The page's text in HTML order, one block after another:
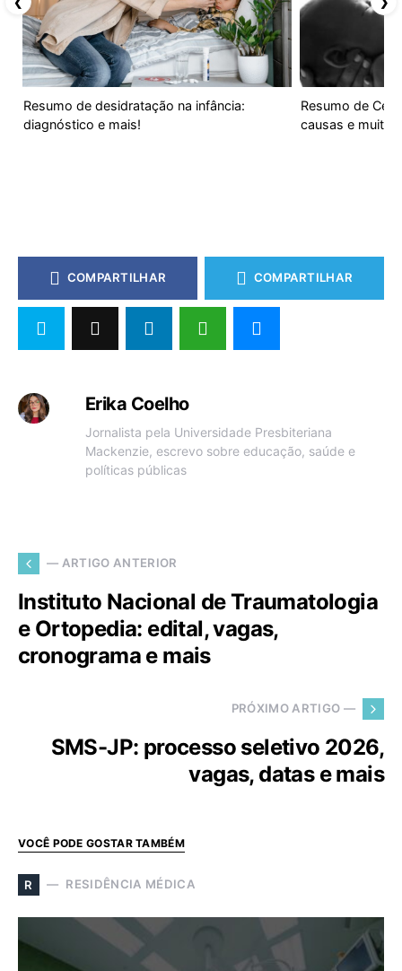
Resumo de desidratação na infância:
diagnóstico e mais!
Resumo de
causas e muito
COMPARTILHAR COMPARTILHAR
Erika Coelho
Jornalista pela Universidade Presbiteriana
Mackenzie, escrevo sobre educação, saúde e
políticas públicas
— ARTIGO ANTERIOR
Instituto Nacional de Traumatologia
e Ortopedia: edital, vagas,
cronograma e mais
PRÓXIMO ARTIGO —
SMS-JP: processo seletivo 2026,
vagas, datas e mais
VOCÊ PODE GOSTAR TAMBÉM
R RESIDÊNCIA MÉDICA